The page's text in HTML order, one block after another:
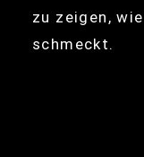
zu zeigen,
schmeckt.